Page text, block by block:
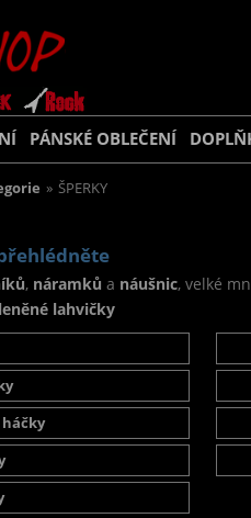
PÁNSKÉ OBLEČENÍ
» ŠPERKY
, náramků a náušnic, velké
lahvičky